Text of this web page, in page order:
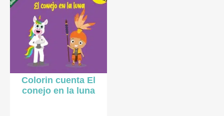
Colorin cuenta El
conejo en la luna